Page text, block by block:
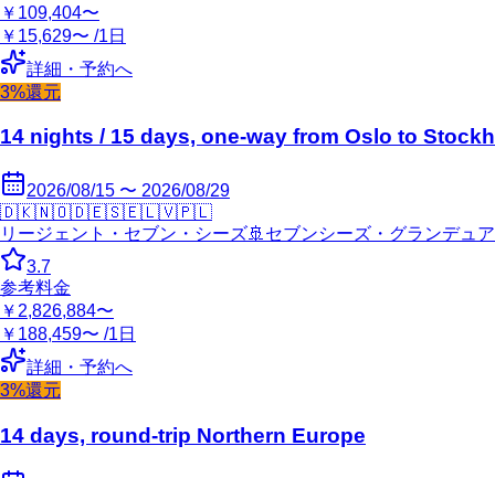
￥109,404〜
￥15,629〜 /1日
詳細・予約へ
3%還元
14 nights / 15 days, one-way from Oslo to
2026/08/15 〜 2026/08/29
🇩🇰🇳🇴🇩🇪🇸🇪🇱🇻🇵🇱
リージェント・セブン・シーズ🚢 セブンシーズ・グランデュ
3.7
参考料金
￥2,826,884〜
￥188,459〜 /1日
詳細・予約へ
3%還元
14 days, round-trip Northern Europe